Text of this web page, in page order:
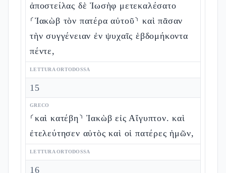
ἀποστείλας δὲ Ἰωσὴφ μετεκαλέσατο
⸂Ἰακὼβ τὸν πατέρα αὐτοῦ⸃ καὶ πᾶσαν
τὴν συγγένειαν ἐν ψυχαῖς ἑβδομήκοντα
πέντε,
LETTURA ORTODOSSA
15
GRECO
⸂καὶ κατέβη⸃ Ἰακὼβ εἰς Αἴγυπτον. καὶ
ἐτελεύτησεν αὐτὸς καὶ οἱ πατέρες ἡμῶν,
LETTURA ORTODOSSA
16